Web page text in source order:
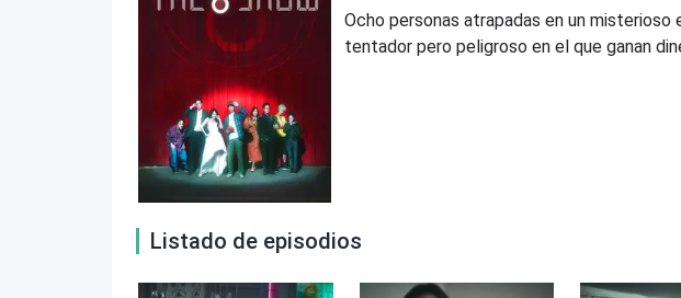
Ocho personas atrapadas en un
tentador pero peligroso en el que ganan
Listado de episodios